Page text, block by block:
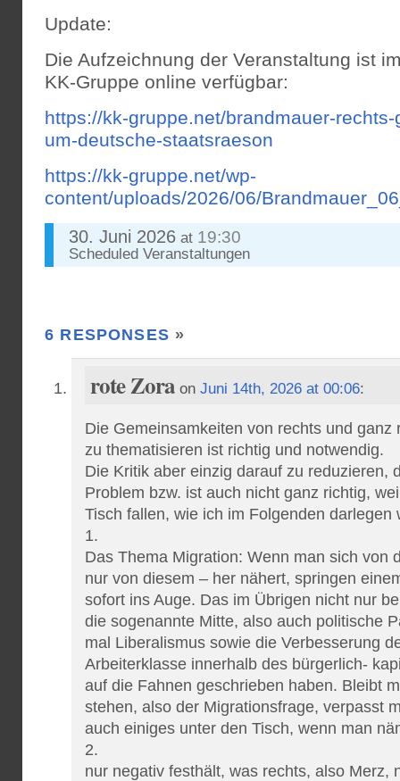
Update:
Die Aufzeichnung der Veranstaltung ist
KK-Gruppe online verfügbar:
https://kk-gruppe.net/brandmauer-
um-deutsche-staatsraeson
https://kk-gruppe.net/wp-
content/uploads/2026/06/
30. Juni 2026 at 19:30
Scheduled Veranstaltungen
6 RESPONSES »
rote Zoraon Juni 14th, 2026 at 00:06:
Die Gemeinsamkeiten von rechts und ganz
zu thematisieren ist richtig und notwendig.
Die Kritik aber einzig darauf zu reduzieren,
Problem bzw. ist auch nicht ganz richtig,
Tisch fallen, wie ich im Folgenden darlegen
1.
Das Thema Migration: Wenn man sich von
nur von diesem – her nähert, springen
sofort ins Auge. Das im Übrigen nicht nur
die sogenannte Mitte, also auch politische
mal Liberalismus sowie die Verbesserung
Arbeiterklasse innerhalb des bürgerlich-
auf die Fahnen geschrieben haben. Bleibt
stehen, also der Migrationsfrage, verpasst
auch einiges unter den Tisch, wenn man
2.
nur negativ festhält, was rechts, also Merz,